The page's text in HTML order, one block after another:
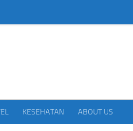
KESEHATAN ABOUT US